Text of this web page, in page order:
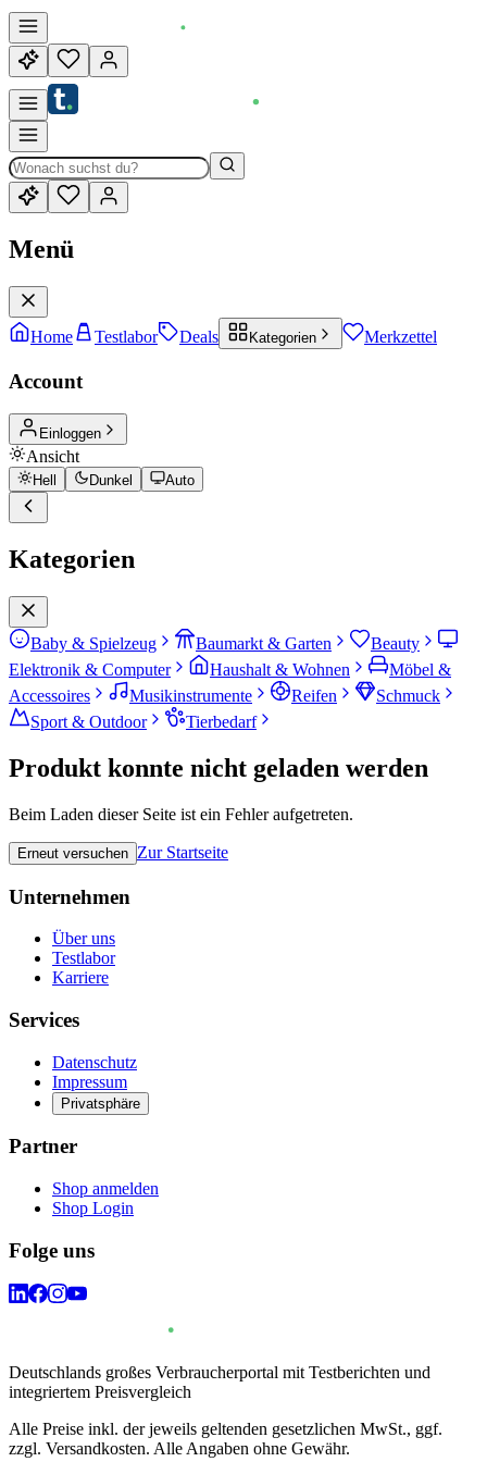
Menü
Home Testlabor Deals Kategorien Merkzettel
Account
Einloggen
Ansicht
Hell Dunkel Auto
Kategorien
Baby & Spielzeug Baumarkt & Garten
Beauty
Elektronik & Computer
Haushalt & Wohnen
Möbel &
Accessoires
Musikinstrumente Reifen
Schmuck
Sport & Outdoor
Tierbedarf
Produkt konnte nicht geladen werden
Beim Laden dieser Seite ist ein Fehler aufgetreten.
Erneut versuchen Zur Startseite
Unternehmen
Über uns
Testlabor
Karriere
Services
Datenschutz
Impressum
Privatsphäre
Partner
Shop anmelden
Shop Login
Folge uns
Deutschlands großes Verbraucherportal mit Testberichten und
integriertem Preisvergleich
Alle Preise inkl. der jeweils geltenden gesetzlichen MwSt., ggf.
zzgl. Versandkosten. Alle Angaben ohne Gewähr.